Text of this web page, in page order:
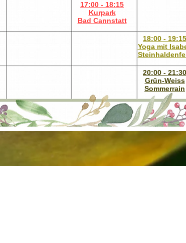
20:00 - 21:30
Grün-Weiss
Sommerrain
18:00 - 19:15
Yoga mit
17:00 - 18:15
Kurpark
Bad Cannstatt